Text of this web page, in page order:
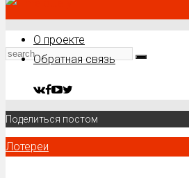
О проекте
Обратная связь
Поделиться постом
Лотереи